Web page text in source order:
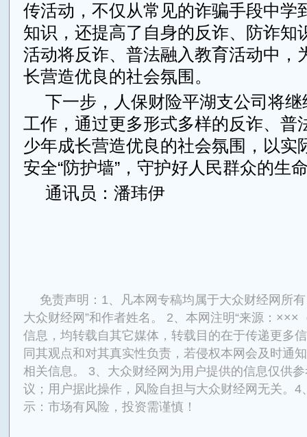
传活动，不仅从常见的诈骗手段中学
知识，还提高了自身的反诈、防诈知
活动将反诈、普法融入教育活动中，
长营造优良的社会氛围。
下一步，人保财险平湖支公司将
工作，通过更多形式多样的反诈、普
少年成长营造优良的社会氛围，以实
安全“防护墙”，守护好人民群众的生
通讯员：潘玮伊
免责声明：1、凡本网专稿均属于大众财经网所
大众财经网”和作者姓名。 2、本网注明“来源：×××
信息，均转载自其它媒体，转载目的在于传递更多
同其观点和对其真实性负责，若侵权本网会及时通
相关信息。 3、大众财经网为用户提供的信息仅供
议；用户据此操作，风险自担与大众财经网无关。4
示：市场有风险，投资需谨慎！